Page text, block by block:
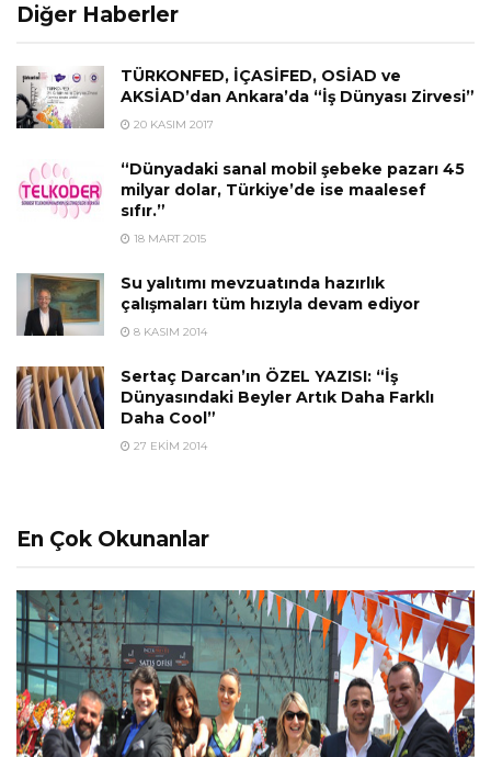
Diğer Haberler
TÜRKONFED, İÇASİFED, OSİAD ve
AKSİAD’dan Ankara’da “İş Dünyası Zirvesi”
20 KASIM 2017
“Dünyadaki sanal mobil şebeke pazarı 45
milyar dolar, Türkiye’de ise maalesef
sıfır.”
18 MART 2015
Su yalıtımı mevzuatında hazırlık
çalışmaları tüm hızıyla devam ediyor
8 KASIM 2014
Sertaç Darcan’ın ÖZEL YAZISI: “İş
Dünyasındaki Beyler Artık Daha Farklı
Daha Cool”
27 EKIM 2014
En Çok Okunanlar